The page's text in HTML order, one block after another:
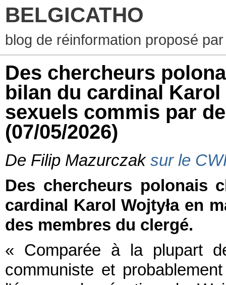
BELGICATHO
blog de réinformation proposé
Des chercheurs
bilan du cardinal Karol
sexuels commis par
(07/05/2026)
De Filip Mazurczak sur le
Des chercheurs polonais
cardinal Karol Wojtyła en
des membres du clergé.
« Comparée à la plupart
communiste et